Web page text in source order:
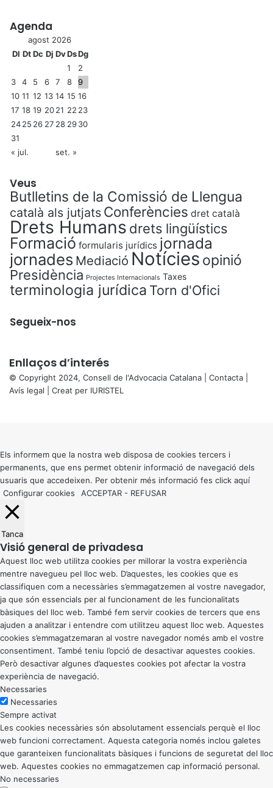
Agenda
agost 2026
Dl DtDc Dj DvDsDg
1
2
3
4 5 6 7 8
9
10 11 12 13 14 15 16
17 18 19 2021 22 23
2425 26 27 28 2930
31
« jul.
set. »
Veus
Butlletins de la Comissió de Llengua
català als jutjats Conferències dret català
Drets Humans drets lingüístics
Formació formularis jurídics jornada
jornades Mediació Notícies opinió
Presidència Projectes Internacionals Taxes
terminologia jurídica Torn d'Ofici
Segueix-nos
Enllaços d’interés
© Copyright 2024, Consell de l'Advocacia Catalana | Contacta
Avís legal | Creat per IURISTEL
button
Els informem que la nostra web disposa de cookies tercers i
permanents, que ens permet obtenir informació de navegació dels
usuaris que accedeixen. Per obtenir més informació fes click aquí
Configurar cookies
ACCEPTAR - REFUSAR
Tanca
Visió general de privadesa
Aquest lloc web utilitza cookies per millorar la vostra experiència
mentre navegueu pel lloc web. D’aquestes, les cookies que es
classifiquen com a necessàries s’emmagatzemen al vostre navegador,
ja que són essencials per al funcionament de les funcionalitats
bàsiques del lloc web. També fem servir cookies de tercers que ens
ajuden a analitzar i entendre com utilitzeu aquest lloc web. Aquestes
cookies s’emmagatzemaran al vostre navegador només amb el vostre
consentiment. També teniu l’opció de desactivar aquestes cookies.
Però desactivar algunes d’aquestes cookies pot afectar la vostra
experiència de navegació.
Necessaries
Necessaries
Sempre activat
Les cookies necessàries són absolutament essencials perquè el lloc
web funcioni correctament. Aquesta categoria només inclou galetes
que garanteixen funcionalitats bàsiques i funcions de seguretat del lloc
web. Aquestes cookies no emmagatzemen cap informació personal.
No necessaries